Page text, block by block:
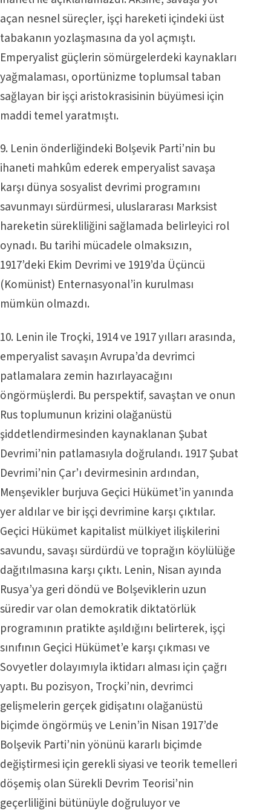
açan nesnel süreçler, işçi hareketi içindeki üst
tabakanın yozlaşmasına da yol açmıştı.
Emperyalist güçlerin sömürgelerdeki kaynakları
yağmalaması, oportünizme toplumsal taban
sağlayan bir işçi aristokrasisinin büyümesi için
maddi temel yaratmıştı.
9. Lenin önderliğindeki Bolşevik Parti’nin bu
ihaneti mahkûm ederek emperyalist savaşa
karşı dünya sosyalist devrimi programını
savunmayı sürdürmesi, uluslararası Marksist
hareketin sürekliliğini sağlamada belirleyici rol
oynadı. Bu tarihi mücadele olmaksızın,
1917’deki Ekim Devrimi ve 1919’da Üçüncü
(Komünist) Enternasyonal’in kurulması
mümkün olmazdı.
10. Lenin ile Troçki, 1914 ve 1917 yılları arasında,
emperyalist savaşın Avrupa’da devrimci
patlamalara zemin hazırlayacağını
öngörmüşlerdi. Bu perspektif, savaştan ve onun
Rus toplumunun krizini olağanüstü
şiddetlendirmesinden kaynaklanan Şubat
Devrimi’nin patlamasıyla doğrulandı. 1917 Şubat
Devrimi’nin Çar’ı devirmesinin ardından,
Menşevikler burjuva Geçici Hükümet’in yanında
yer aldılar ve bir işçi devrimine karşı çıktılar.
Geçici Hükümet kapitalist mülkiyet ilişkilerini
savundu, savaşı sürdürdü ve toprağın köylülüğe
dağıtılmasına karşı çıktı. Lenin, Nisan ayında
Rusya’ya geri döndü ve Bolşeviklerin uzun
süredir var olan demokratik diktatörlük
programının pratikte aşıldığını belirterek, işçi
sınıfının Geçici Hükümet’e karşı çıkması ve
Sovyetler dolayımıyla iktidarı alması için çağrı
yaptı. Bu pozisyon, Troçki’nin, devrimci
gelişmelerin gerçek gidişatını olağanüstü
biçimde öngörmüş ve Lenin’in Nisan 1917’de
Bolşevik Parti’nin yönünü kararlı biçimde
değiştirmesi için gerekli siyasi ve teorik temelleri
döşemiş olan Sürekli Devrim Teorisi’nin
geçerliliğini bütünüyle doğruluyor ve